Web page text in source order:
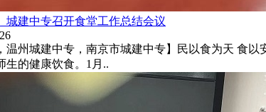
城建中专召开食堂工作总结会议
温州城建中专，南京市城建中专】民以食为天 食
生的健康饮食。1月..